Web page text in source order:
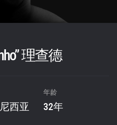
理查德
西亚
年龄
32年